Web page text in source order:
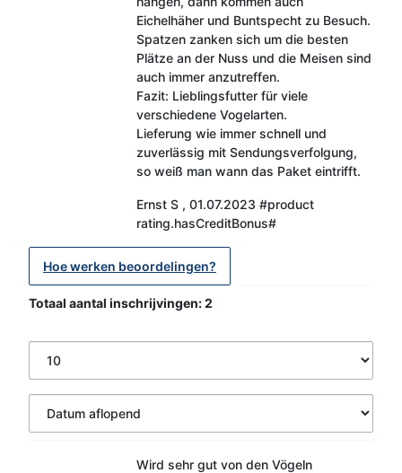
Eichelhäher und Buntspecht zu Besuch.
Spatzen zanken sich um die besten
Plätze an der Nuss und die Meisen sind
auch immer anzutreffen.
Fazit: Lieblingsfutter für viele
verschiedene Vogelarten.
Lieferung wie immer schnell und
zuverlässig mit Sendungsverfolgung,
so weiß man wann das Paket eintrifft.
Ernst S , 01.07.2023 #product
rating.hasCreditBonus#
Hoe werken beoordelingen?
Totaal aantal inschrijvingen: 2
Wird sehr gut von den Vögeln